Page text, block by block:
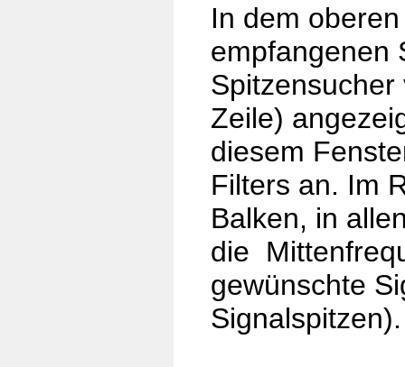
In dem
empfangenen
Zeile)
diesem
Filters an. Im
Balken, in
die
gewünschte
Signalspitzen).